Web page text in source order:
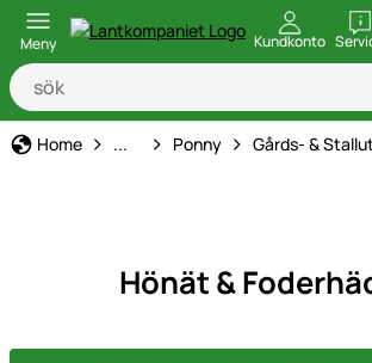
Meny Kundkonto
Home Djurart
... Ponny Gårds- &
Hönät &